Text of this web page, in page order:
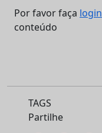
Por favor faça login
conteúdo
TAGS
Partilhe